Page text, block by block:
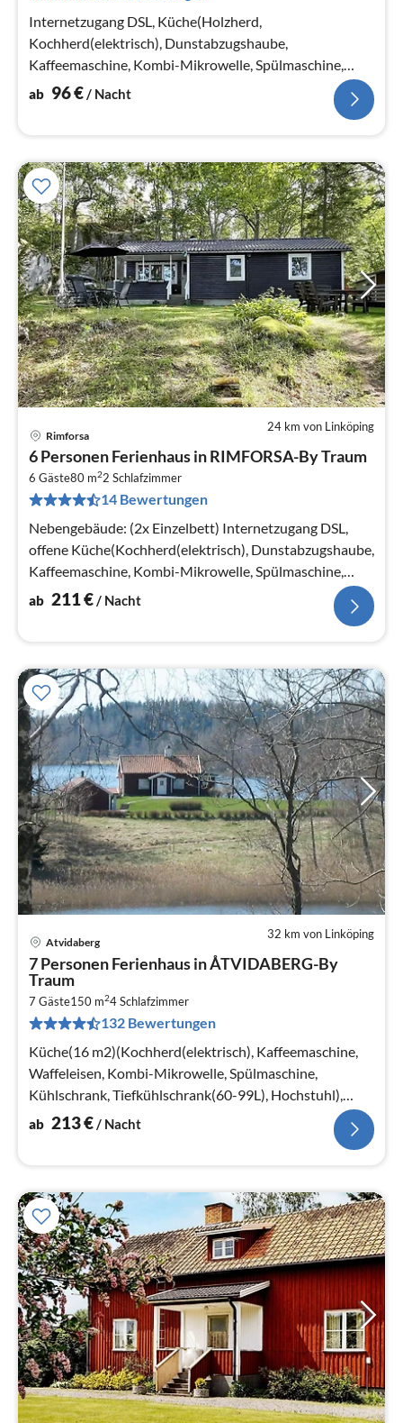
Internetzugang DSL, Küche(Holzherd,
Kochherd(elektrisch), Dunstabzugshaube,
Kaffeemaschine, Kombi-Mikrowelle, Spülmaschine,
Kühl-/Gefrierkombination, Hochstuhl, Wasser vom
ab 96€/ Nacht
24 km von Linköping
Rimforsa
6 Personen Ferienhaus in RIMFORSA-By Traum
6 Gäste80 m22 Schlafzimmer
14 Bewertungen
Nebengebäude: (2x Einzelbett) Internetzugang DSL,
offene Küche(Kochherd(elektrisch), Dunstabzugshaube,
Kaffeemaschine, Kombi-Mikrowelle, Spülmaschine,
Kühl-/Gefrierkombination, Wa...
ab 211€/ Nacht
32 km von Linköping
Atvidaberg
7 Personen Ferienhaus in ÅTVIDABERG-By
Traum
7 Gäste150 m24Schlafzimmer
132 Bewertungen
Küche(16 m2)(Kochherd(elektrisch), Kaffeemaschine,
Waffeleisen, Kombi-Mikrowelle, Spülmaschine,
Kühlschrank, Tiefkühlschrank(60-99L), Hochstuhl),
Wohn-/Schlafzimmer(44 m2)
ab 213€ / Nacht